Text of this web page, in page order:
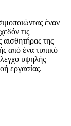
έναν
τις
της
από ένα τυπικό
υψηλής
εργασίας.